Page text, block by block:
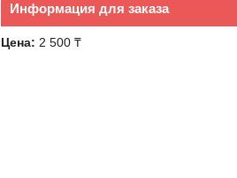
Информация для заказа
Цена: 2 500 ₸